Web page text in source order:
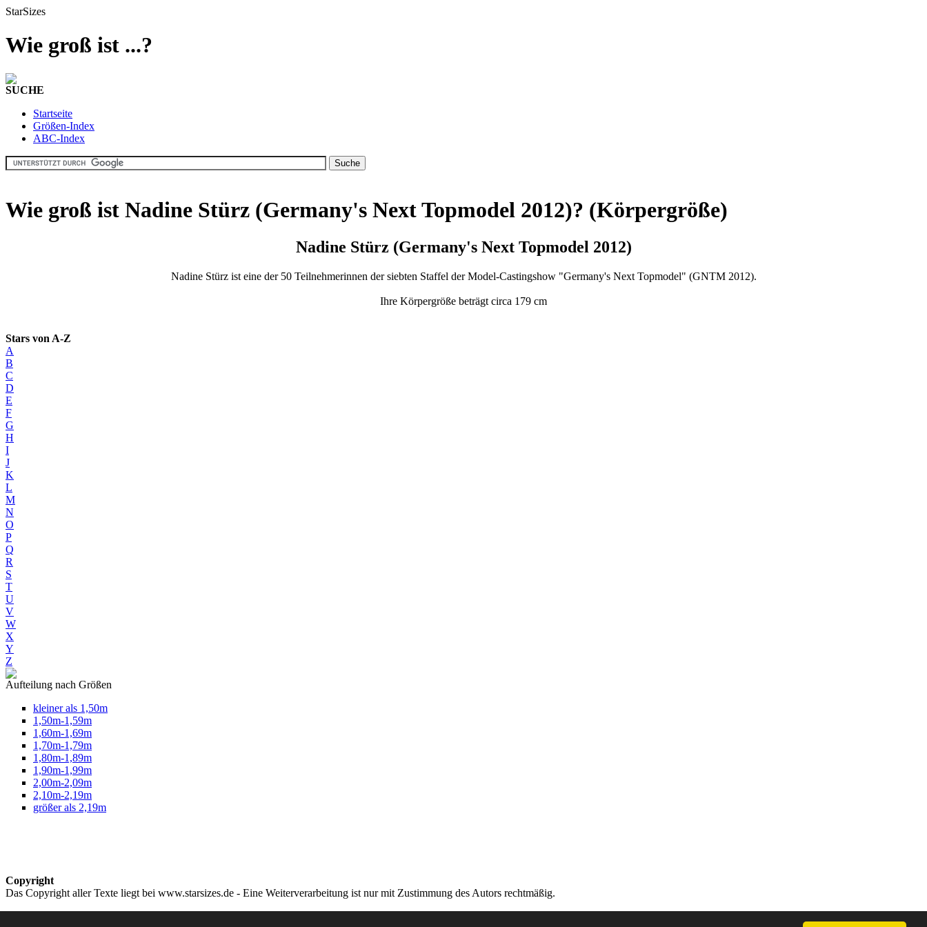
StarSizes
Wie groß ist ...?
SUCHE
Startseite
Größen-Index
ABC-Index
Wie groß ist Nadine Stürz (Germany's Next Topmodel 2012)? (Körpergröße)
Nadine Stürz (Germany's Next Topmodel 2012)
Nadine Stürz ist eine der 50 Teilnehmerinnen der siebten Staffel der Model-Castingshow "Germany's Next Topmodel" (GNTM 2012).
Ihre Körpergröße beträgt circa 179 cm
Stars von A-Z
A
B
C
D
E
F
G
H
I
J
K
L
M
N
O
P
Q
R
S
T
U
V
W
X
Y
Z
Aufteilung nach Größen
kleiner als 1,50m
1,50m-1,59m
1,60m-1,69m
1,70m-1,79m
1,80m-1,89m
1,90m-1,99m
2,00m-2,09m
2,10m-2,19m
größer als 2,19m
Copyright
Das Copyright aller Texte liegt bei www.starsizes.de - Eine Weiterverarbeitung ist nur mit Zustimmung des Autors rechtmäßig.